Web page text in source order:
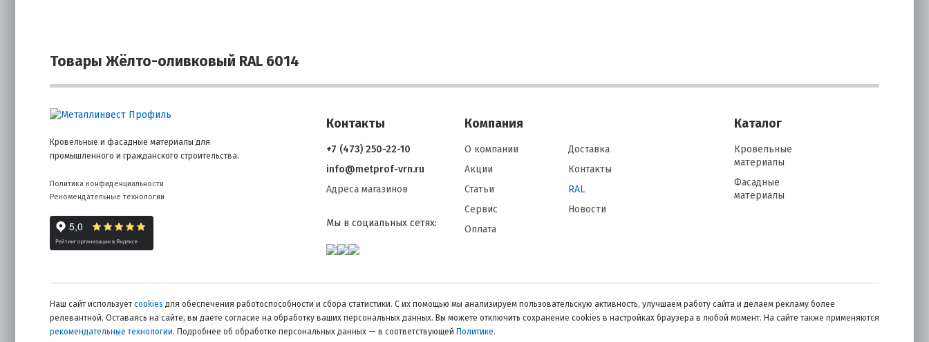
Товары Жёлто-оливковый RAL 6014
Кровельные и фасадные материалы для
промышленного и гражданского строительства.
Политика конфиденциальности
Рекомендательные технологии
Контакты
+7 (473) 250-22-10
info@metprof-vrn.ru
Адреса магазинов
Мы в социальных сетях:
Компания
О компании
Акции
Статьи
Сервис
Оплата
Доставка
Контакты
RAL
Новости
Каталог
Кровельные
материалы
Фасадные
материалы
Наш сайт использует cookies для обеспечения работоспособности и сбора статистики. С их помощью мы анализируем пользовательскую активность, улучшаем работу сайта и делаем рекламу более
релевантной. Оставаясь на сайте, вы даете согласие на обработку ваших персональных данных. Вы можете отключить сохранение cookies в настройках браузера в любой момент. На сайте также применяются
рекомендательные технологии. Подробнее об обработке персональных данных — в соответствующей Политике.